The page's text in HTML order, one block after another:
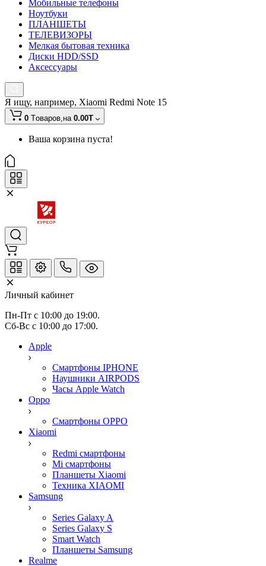
Мобильные телефоны
Ноутбуки
ПЛАНШЕТЫ
ТЕЛЕВИЗОРЫ
Мелкая бытовая техника
Диски HDD/SSD
Аксессуары
Я ищу, например, Xiaomi Redmi Note 15
0 Tоваров,на 0.00T
Ваша корзина пуста!
Личный кабинет
Пн-Пт с 10:00 до 19:00.
Сб-Вс с 10:00 до 17:00.
Apple
Смартфоны IPHONE
Наушники AIRPODS
Часы Apple Watch
Oppo
Смартфоны OPPO
Xiaomi
Redmi смартфоны
Mi смартфоны
Планшеты Xiaomi
Техника XIAOMI
Samsung
Series Galaxy A
Series Galaxy S
Smart Watch
Планшеты Samsung
Realme